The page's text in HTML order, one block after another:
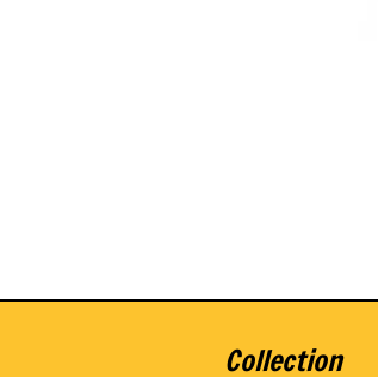
Collection